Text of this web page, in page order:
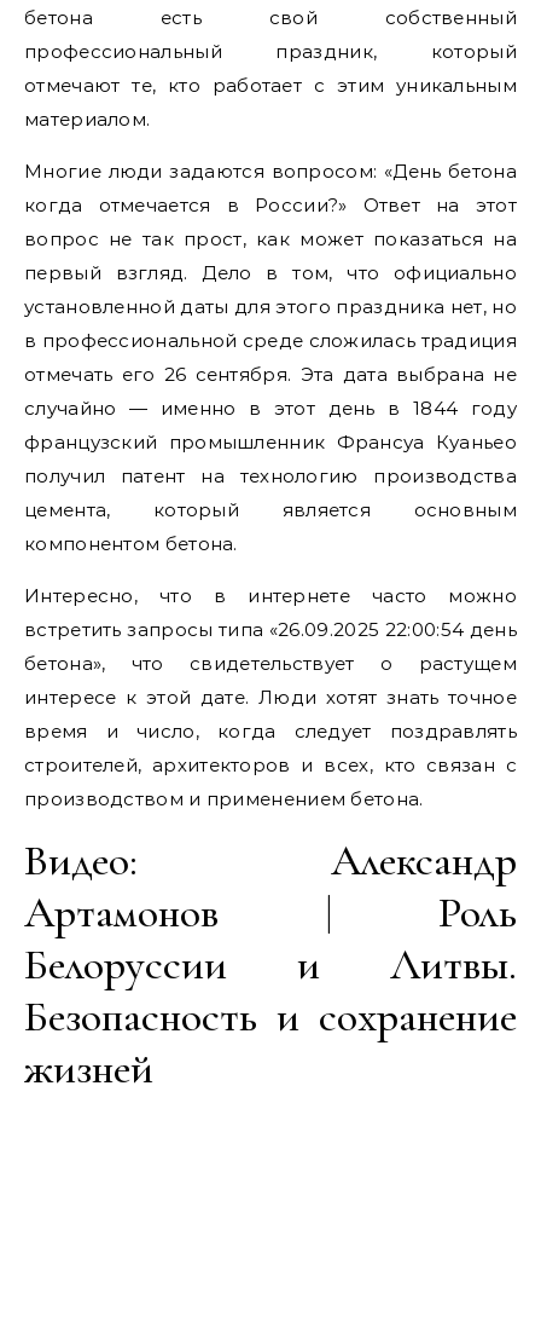
бетона есть свой собственный
профессиональный праздник, который
отмечают те, кто работает с этим уникальным
материалом.
Многие люди задаются вопросом: «День бетона
когда отмечается в России?» Ответ на этот
вопрос не так прост, как может показаться на
первый взгляд. Дело в том, что официально
установленной даты для этого праздника нет, но
в профессиональной среде сложилась традиция
отмечать его 26 сентября. Эта дата выбрана не
случайно — именно в этот день в 1844 году
французский промышленник Франсуа Куаньео
получил патент на технологию производства
цемента, который является основным
компонентом бетона.
Интересно, что в интернете часто можно
встретить запросы типа «26.09.2025 22:00:54 день
бетона», что свидетельствует о растущем
интересе к этой дате. Люди хотят знать точное
время и число, когда следует поздравлять
строителей, архитекторов и всех, кто связан с
производством и применением бетона.
Видео: Александр
Артамонов | Роль
Белоруссии и Литвы.
Безопасность и сохранение
жизней